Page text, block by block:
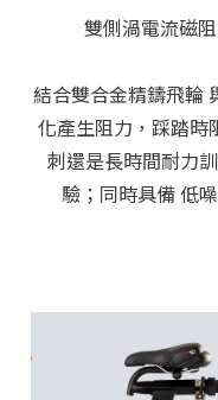
雙側渦電流磁阻
結合雙合金精鑄飛輪
化產生阻力，踩踏時
刺還是長時間耐力
驗；同時具備 低